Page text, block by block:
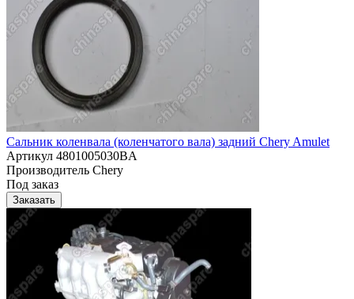
Сальник коленвала (коленчатого вала) задний Chery Amulet
Артикул 4801005030BA
Производитель Chery
Под заказ
Заказать